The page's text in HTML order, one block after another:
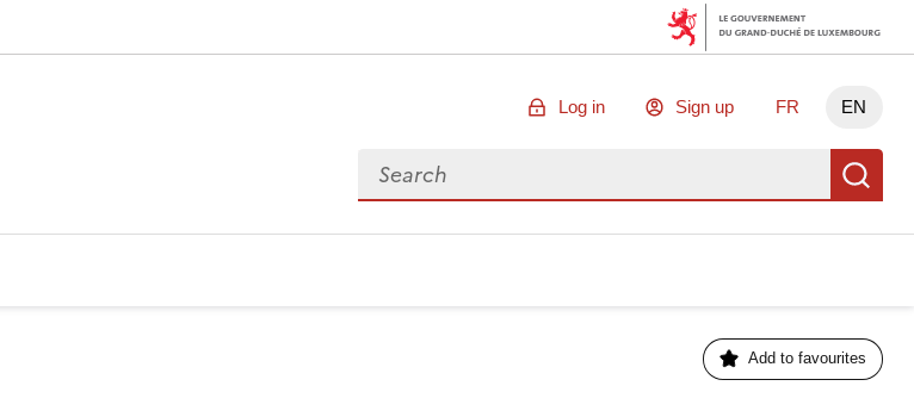
Log in Sign up FR EN
Search for data
Add to favourites